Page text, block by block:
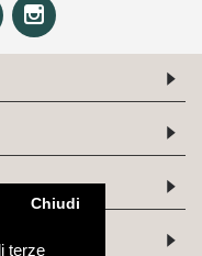
terze
Chiudi